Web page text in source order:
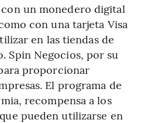
un monedero digital
con una tarjeta Visa
en las tiendas de
Spin Negocios, por su
proporcionar
El programa de
recompensa a los
pueden utilizarse en